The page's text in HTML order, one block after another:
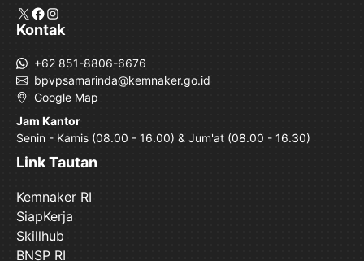
X Facebook
Instagram
Kontak
+62 851-8806-6676
bpvpsamarinda@kemnaker.go.id
Google Map
Jam Kantor
Senin - Kamis (08.00 - 16.00) & Jum'at (08.00 - 16.30)
Link Tautan
Kemnaker RI
SiapKerja
Skillhub
BNSP RI